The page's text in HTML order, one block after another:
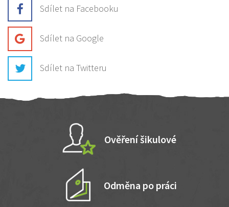
Sdílet na Facebooku
Sdílet na Google
Sdílet na Twitteru
Ověření šikulové
Odměna po práci